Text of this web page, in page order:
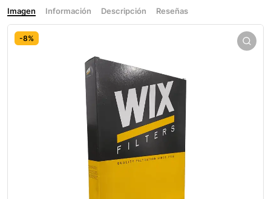
Imagen Información Descripción Reseñas
-8%